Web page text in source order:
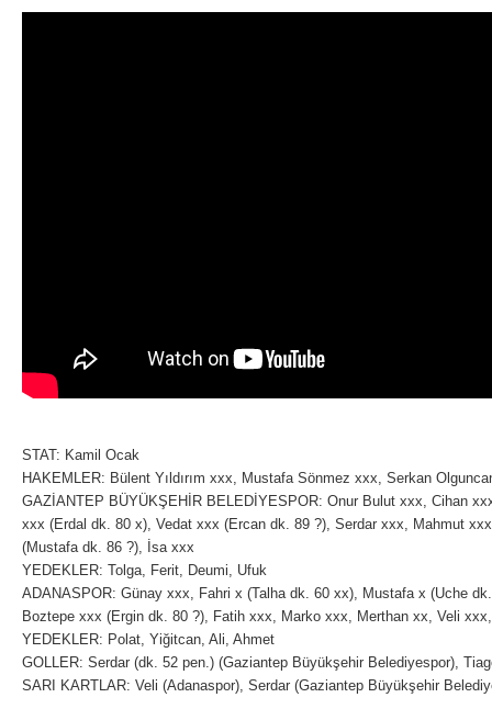
STAT: Kamil Ocak
HAKEMLER: Bülent Yıldırım xxx, Mustafa Sönmez xxx, Serkan
GAZİANTEP BÜYÜKŞEHİR BELEDİYESPOR: Onur Bulut xxx, Cihan
xxx (Erdal dk. 80 x), Vedat xxx (Ercan dk. 89 ?), Serdar xxx, Mahmut
(Mustafa dk. 86 ?), İsa xxx
YEDEKLER: Tolga, Ferit, Deumi, Ufuk
ADANASPOR: Günay xxx, Fahri x (Talha dk. 60 xx), Mustafa x (Uche
Boztepe xxx (Ergin dk. 80 ?), Fatih xxx, Marko xxx, Merthan xx, Veli
YEDEKLER: Polat, Yiğitcan, Ali, Ahmet
GOLLER: Serdar (dk. 52 pen.) (Gaziantep Büyükşehir Belediyespor),
SARI KARTLAR: Veli (Adanaspor), Serdar (Gaziantep Büyükşehir